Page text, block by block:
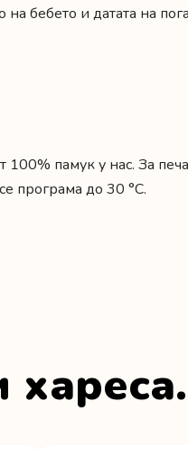
бебето и датата на
памук у нас. За
програма до 30 °C.